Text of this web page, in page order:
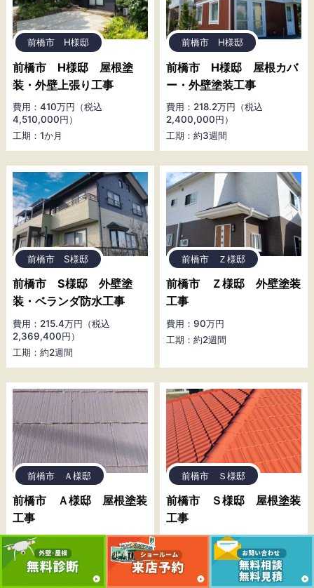
前橋市 H様邸
前橋市 H様邸 屋根塗
装・外壁上張り工事
費用：410万円（税込
4,510,000円）
工期：1か月
前橋市 H様邸
前橋市 H様邸 屋根カバ
ー・外壁塗装工事
費用：218.2万円（税込
2,400,000円）
工期：約3週間
前橋市 S様邸
前橋市 S様邸 外壁塗
装・ベランダ防水工事
費用：215.4万円（税込
2,369,400円）
工期：約2週間
前橋市 Ｚ様邸
前橋市 Ｚ様邸 外壁塗装
工事
費用：90万円
工期：約2週間
前橋市 Ａ様邸
前橋市 Ａ様邸 屋根塗装
工事
費用：40万円
工期：約1週間
前橋市 Ｓ様邸
前橋市 Ｓ様邸 屋根塗装
工事
費用：100万円
工期：約1週間